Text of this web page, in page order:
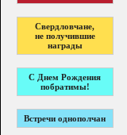
Свердловчане,
не получившие
награды
С Днем Рождения
побратимы!
Встречи однополчан